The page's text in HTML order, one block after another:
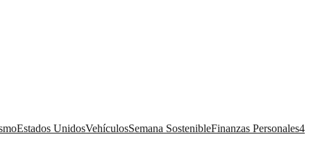
Estados UnidosVehículosSemana SostenibleFinanzas Personales4